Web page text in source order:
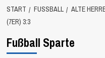
START FUSSBALL ALTE
(7ER) 3:3
Fußball Sparte